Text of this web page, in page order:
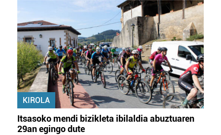
KIROLA
Itsasoko mendi bizikleta ibilaldia abuztuaren
29an egingo dute